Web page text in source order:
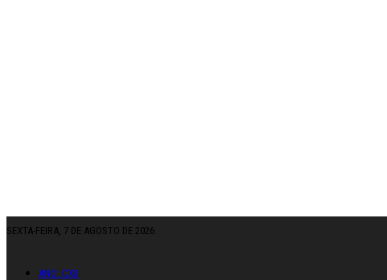
SEXTA-FEIRA, 7 DE AGOSTO DE 2026
ANO: CXII